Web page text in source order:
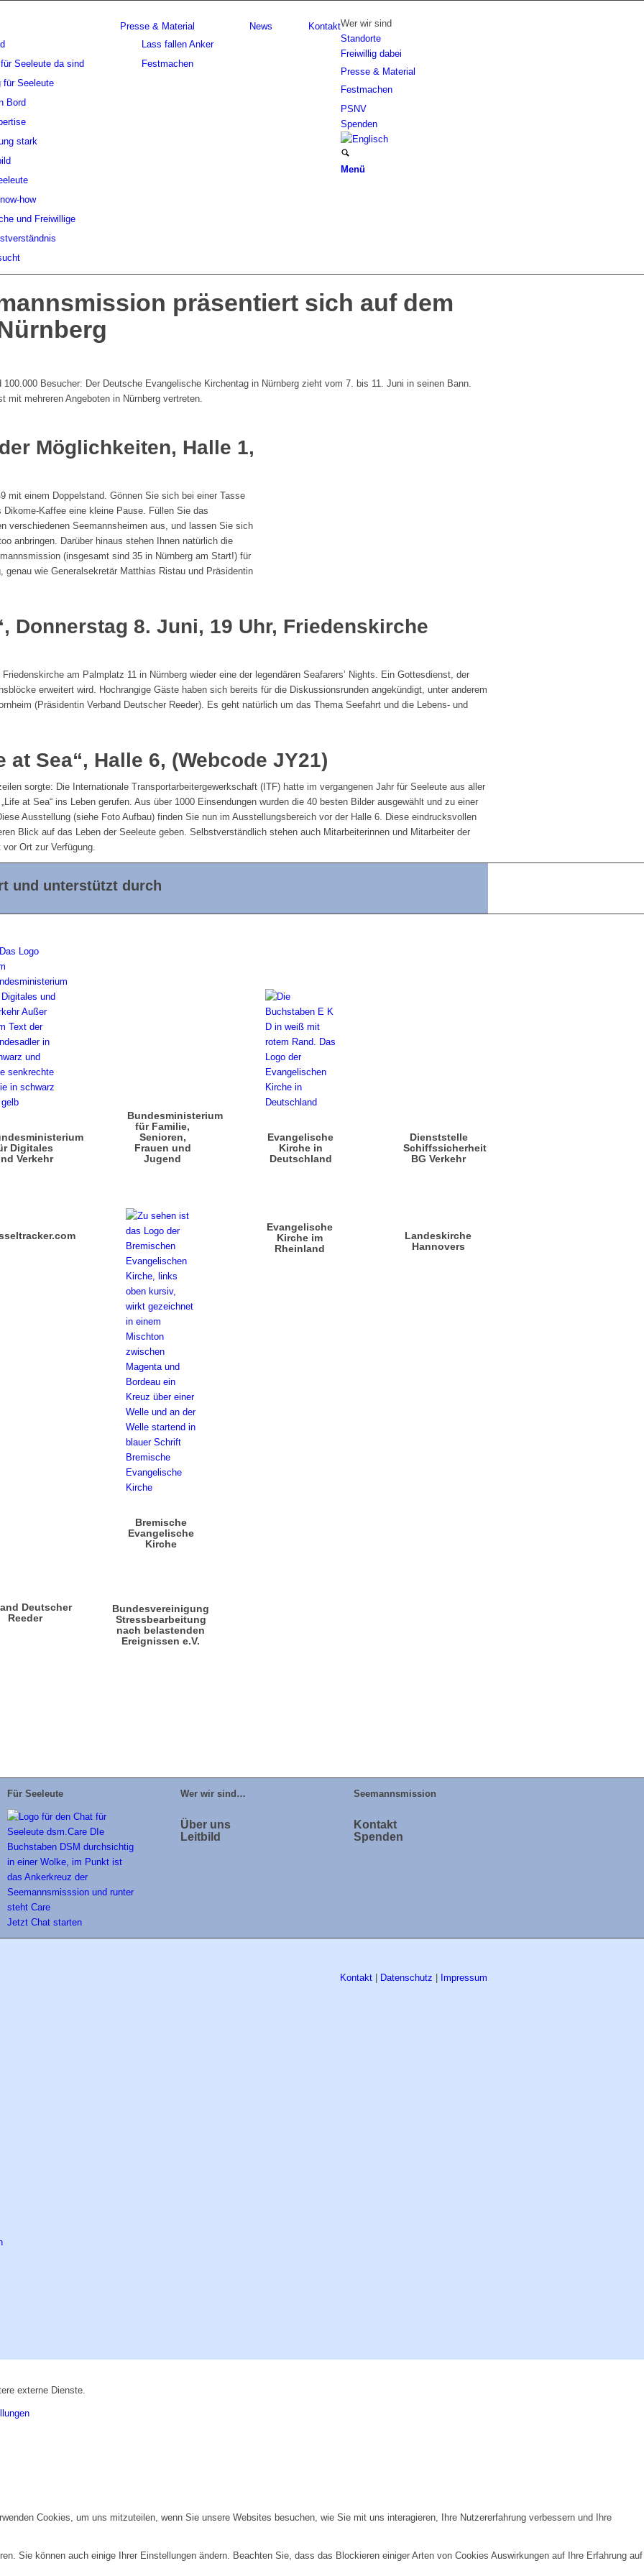
Wer wir sind
Seeleute da sind
für Seeleute
Bord
stark
how
und Freiwillige
Presse & Material
Lass fallen Anker
Festmachen
News
Kontakt
Standorte
Freiwillig dabei
Presse & Material
Festmachen
PSNV
Spenden
Menü
präsentiert sich auf dem
100.000 Besucher: Der Deutsche Evangelische Kirchentag in Nürnberg zieht vom 7. bis 11. Juni in seinen Bann.
mit mehreren Angeboten in Nürnberg vertreten.
Möglichkeiten, Halle 1,
mit einem Doppelstand. Gönnen Sie sich bei einer Tasse
Kaffee eine kleine Pause. Füllen Sie das
verschiedenen Seemannsheimen aus, und lassen Sie sich
anbringen. Darüber hinaus stehen Ihnen natürlich die
(insgesamt sind 35 in Nürnberg am Start!) für
genau wie Generalsekretär Matthias Ristau und Präsidentin
Donnerstag 8. Juni, 19 Uhr, Friedenskirche
am Palmplatz 11 in Nürnberg wieder eine der legendären Seafarers’ Nights. Ein Gottesdienst, der
erweitert wird. Hochrangige Gäste haben sich bereits für die Diskussionsrunden angekündigt, unter anderem
(Präsidentin Verband Deutscher Reeder). Es geht natürlich um das Thema Seefahrt und die Lebens- und
Sea“, Halle 6, (Webcode JY21)
sorgte: Die Internationale Transportarbeitergewerkschaft (ITF) hatte im vergangenen Jahr für Seeleute aus aller
at Sea“ ins Leben gerufen. Aus über 1000 Einsendungen wurden die 40 besten Bilder ausgewählt und zu einer
Ausstellung (siehe Foto Aufbau) finden Sie nun im Ausstellungsbereich vor der Halle 6. Diese eindrucksvollen
Blick auf das Leben der Seeleute geben. Selbstverständlich stehen auch Mitarbeiterinnen und Mitarbeiter der
Ort zur Verfügung.
und unterstützt durch
Digitales
Verkehr
Bundesministerium
für Familie,
Senioren,
Frauen und
Jugend
Evangelische
Kirche in
Deutschland
Dienststelle
Schiffssicherheit
BG Verkehr
Bremische
Evangelische
Kirche
Evangelische
Kirche im
Rheinland
Landeskirche
Hannovers
Deutscher
Reeder
Bundesvereinigung
Stressbearbeitung
nach belastenden
Ereignissen e.V.
Für Seeleute
Jetzt Chat starten
Wer wir sind…
Über uns
Leitbild
Seemannsmission
Kontakt
Spenden
Kontakt Datenschutz Impressum
externe Dienste.
Cookies, um uns mitzuteilen, wenn Sie unsere Websites besuchen, wie Sie mit uns interagieren, Ihre Nutzererfahrung verbessern und Ihre
Sie können auch einige Ihrer Einstellungen ändern. Beachten Sie, dass das Blockieren einiger Arten von Cookies Auswirkungen auf Ihre Erfahrung auf